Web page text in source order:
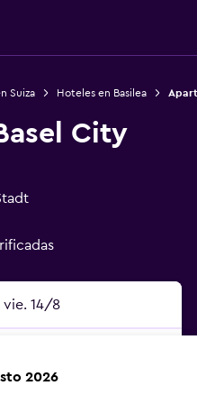
Suiza Hoteles en Basilea
City
vie. 14/8
2026